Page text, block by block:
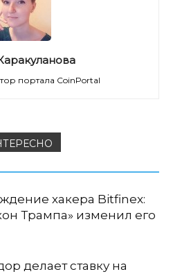
портала CoinPortal
хакера Bitfinex:
Трампа» изменил его
делает ставку на